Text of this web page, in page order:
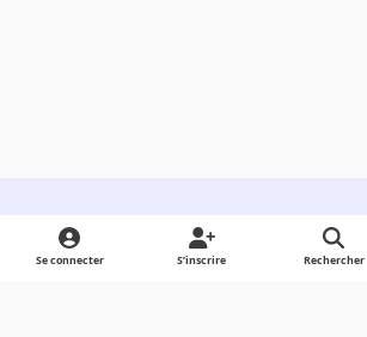
Light ModeDark ModeSystem Preference
Se connecter S’inscrire Rechercher